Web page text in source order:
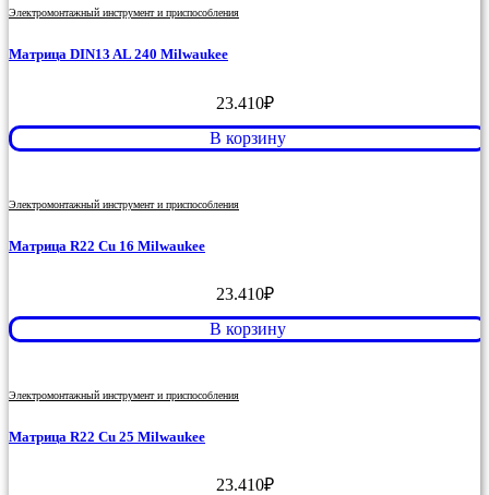
Электромонтажный инструмент и приспособления
Матрица DIN13 AL 240 Milwaukee
23.410₽
В корзину
Электромонтажный инструмент и приспособления
Матрица R22 Cu 16 Milwaukee
23.410₽
В корзину
Электромонтажный инструмент и приспособления
Матрица R22 Cu 25 Milwaukee
23.410₽